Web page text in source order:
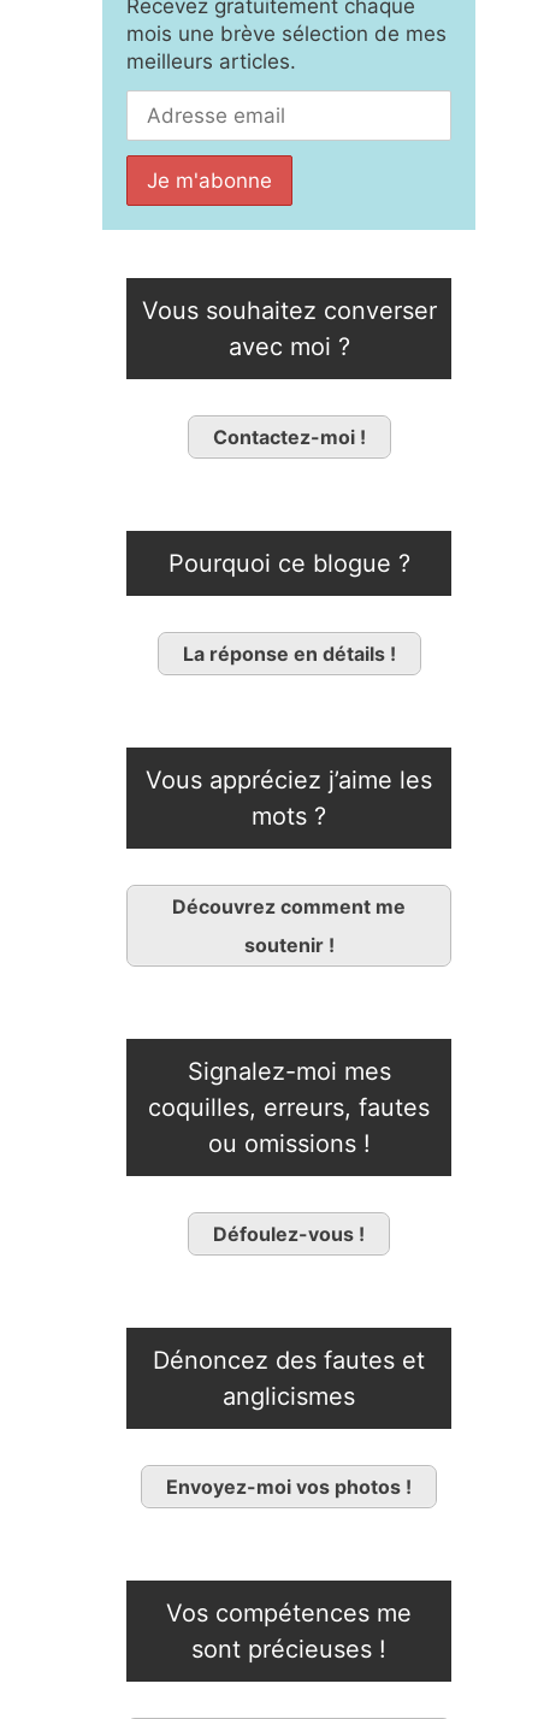
Recevez gratuitement chaque
mois une brève sélection de mes
meilleurs articles.
Vous souhaitez converser
avec moi ?
Contactez-moi !
Pourquoi ce blogue ?
La réponse en détails !
Vous appréciez j’aime les
mots ?
Découvrez comment me
soutenir !
Signalez-moi mes
coquilles, erreurs, fautes
ou omissions !
Défoulez-vous !
Dénoncez des fautes et
anglicismes
Envoyez-moi vos photos !
Vos compétences me
sont précieuses !